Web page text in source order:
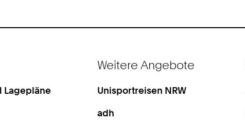
Lagepläne
Weitere Angebote
Unisportreisen NRW
adh